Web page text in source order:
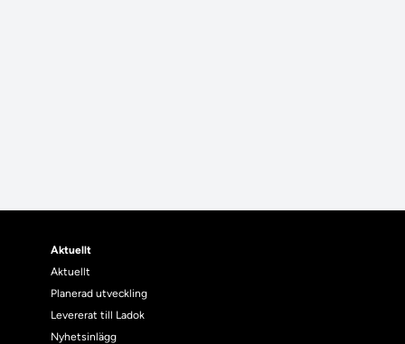
Aktuellt
Aktuellt
Planerad utveckling
Levererat till Ladok
Nyhetsinlägg